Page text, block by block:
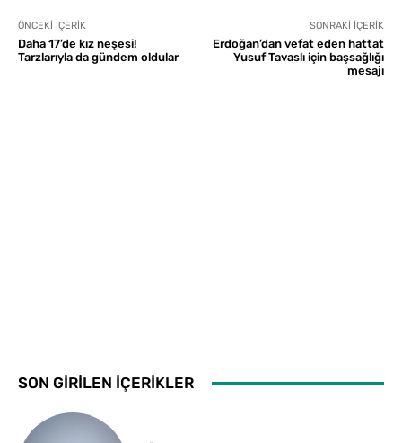
ÖNCEKI İÇERIK
Daha 17’de kız neşesi!
Tarzlarıyla da gündem oldular
SONRAKI İÇERIK
Erdoğan’dan vefat eden hattat
Yusuf Tavaslı için başsağlığı
mesajı
SON GİRİLEN İÇERİKLER